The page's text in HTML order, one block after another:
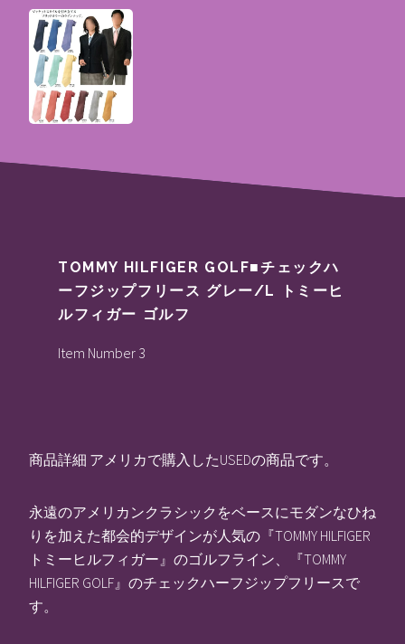
TOMMY HILFIGER GOLF■チェックハ
ーフジップフリース グレー/L トミーヒ
ルフィガー ゴルフ
Item Number 3
商品詳細 アメリカで購入したUSEDの商品です。
永遠のアメリカンクラシックをベースにモダンなひね
りを加えた都会的デザインが人気の『TOMMY HILFIGER
トミーヒルフィガー』のゴルフライン、『TOMMY
HILFIGER GOLF』のチェックハーフジップフリースで
す。